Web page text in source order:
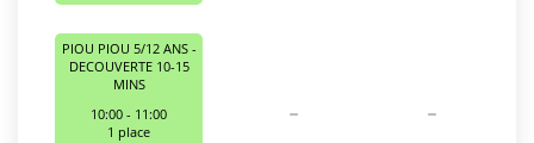
PIOU PIOU 5/12 ANS -
DECOUVERTE 10-15
MINS
10:00 - 11:00
1 place - -